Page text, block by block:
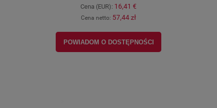
Cena (EUR): 16,41 €
Cena netto: 57,44 zł
POWIADOM O DOSTĘPNOŚCI